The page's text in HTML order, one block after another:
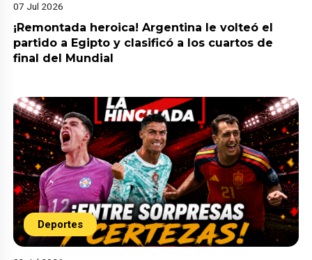
07 Jul 2026
¡Remontada heroica! Argentina le volteó el
partido a Egipto y clasificó a los cuartos de
final del Mundial
Deportes